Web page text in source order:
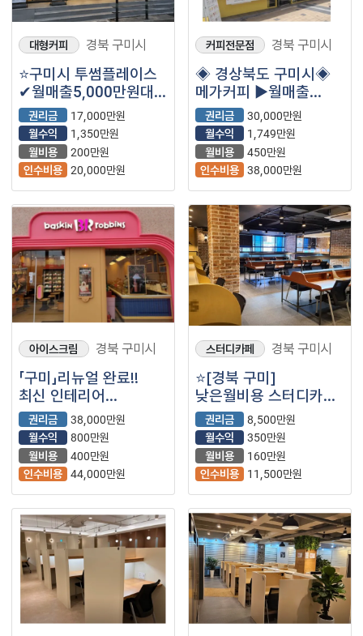
대형커피 경북 구미시
⭐구미시 투썸플레이스
✔월매출5,000만원대
✔월수익1,350만원대
권리금
17,000만원
월수익
1,350만원
월비용
200만원
인수비용 20,000만원
커피전문점 경북 구미시
◈ 경상북도 구미시◈
메가커피 ▶월매출
5,901만원◀ 고수익 /
안전창업 /초보추천
권리금
30,000만원
월수익
1,749만원
월비용
450만원
인수비용 38,000만원
아이스크림 경북 구미시
「구미」리뉴얼 완료!!
최신 인테리어
【배스킨라빈스】
권리금
38,000만원
월수익
800만원
월비용
400만원
인수비용 44,000만원
스터디카페 경북 구미시
⭐️[경북 구미]
낮은월비용 스터디카페/
100평/ 권리금
협의가능⭐️
권리금
8,500만원
월수익
350만원
월비용
160만원
인수비용
11,500만원